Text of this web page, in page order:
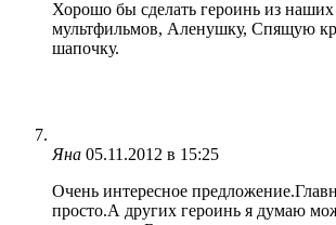
Хорошо бы сделать героинь из
мультфильмов, Аленушку, Спящую
шапочку.
Яна 05.11.2012 в 15:25
Очень интересное
просто.А других героинь я думаю